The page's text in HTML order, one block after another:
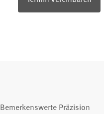
Bemerkenswerte Präzision